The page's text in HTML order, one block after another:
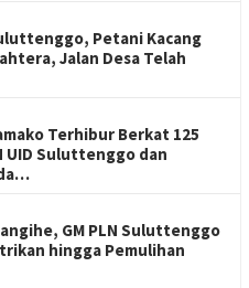
Petani Kacang
Jalan Desa Telah
Terhibur Berkat 125
UID Suluttenggo dan
GM PLN Suluttenggo
hingga Pemulihan